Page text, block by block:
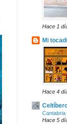
Hace 1
Mi
Hace 4
Cantabria
Hace 5